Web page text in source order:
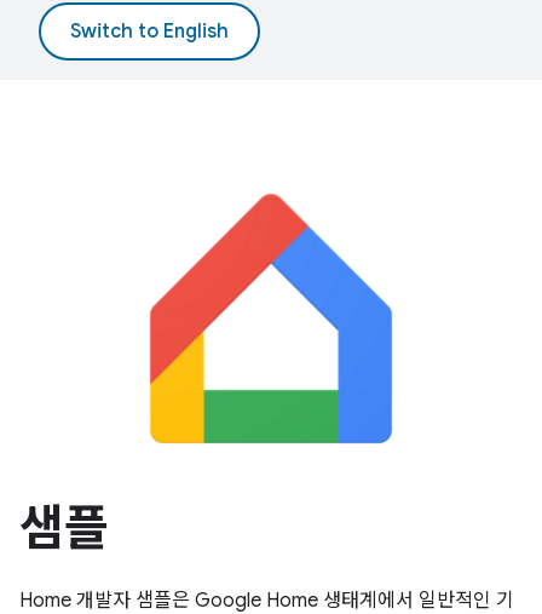
샘플
Home 개발자 샘플은 Google Home 생태계에서 일반적인 기